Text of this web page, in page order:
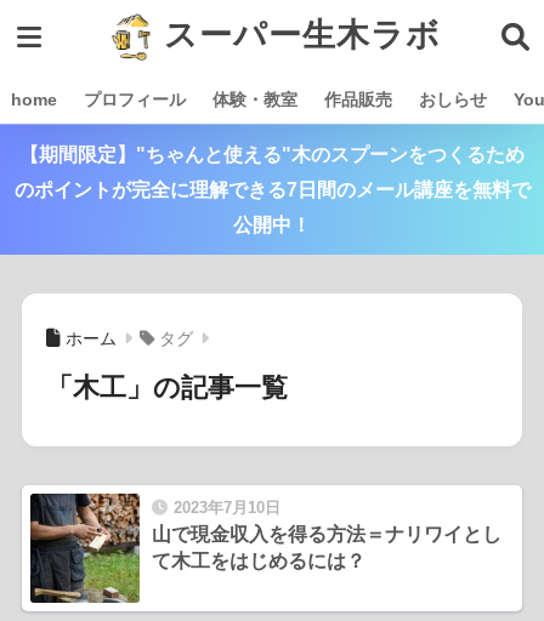
スーパー生木ラボ
home プロフィール 体験・教室 作品販売 おしらせ
【期間限定】"ちゃんと使える"木のスプーンをつくるため
のポイントが完全に理解できる7日間のメール講座を無料で
公開中！
ホーム タグ
「木工」の記事一覧
2023年7月10日
山で現金収入を得る方法＝ナリワイとし
て木工をはじめるには？